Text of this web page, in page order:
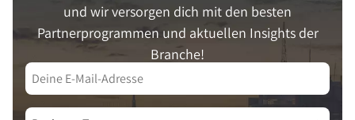
und wir versorgen dich mit den besten
Partnerprogrammen und aktuellen Insights der
Branche!